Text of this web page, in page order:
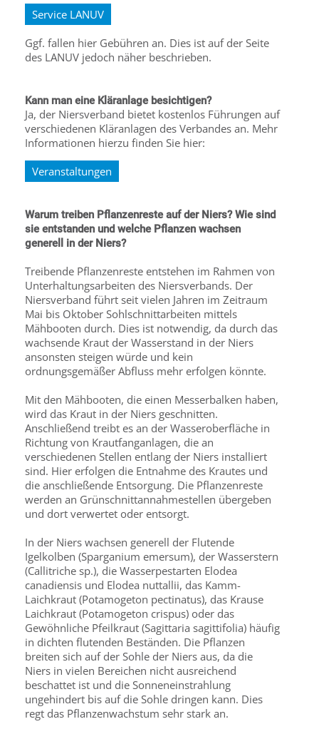
Service LANUV
Ggf. fallen hier Gebühren an. Dies ist auf der Seite
des LANUV jedoch näher beschrieben.
Kann man eine Kläranlage besichtigen?
Ja, der Niersverband bietet kostenlos Führungen auf
verschiedenen Kläranlagen des Verbandes an. Mehr
Informationen hierzu finden Sie hier:
Veranstaltungen
Warum treiben Pflanzenreste auf der Niers? Wie sind
sie entstanden und welche Pflanzen wachsen
generell in der Niers?
Treibende Pflanzenreste entstehen im Rahmen von
Unterhaltungsarbeiten des Niersverbands. Der
Niersverband führt seit vielen Jahren im Zeitraum
Mai bis Oktober Sohlschnittarbeiten mittels
Mähbooten durch. Dies ist notwendig, da durch das
wachsende Kraut der Wasserstand in der Niers
ansonsten steigen würde und kein
ordnungsgemäßer Abfluss mehr erfolgen könnte.
Mit den Mähbooten, die einen Messerbalken haben,
wird das Kraut in der Niers geschnitten.
Anschließend treibt es an der Wasseroberfläche in
Richtung von Krautfanganlagen, die an
verschiedenen Stellen entlang der Niers installiert
sind. Hier erfolgen die Entnahme des Krautes und
die anschließende Entsorgung. Die Pflanzenreste
werden an Grünschnittannahmestellen übergeben
und dort verwertet oder entsorgt.
In der Niers wachsen generell der Flutende
Igelkolben (Sparganium emersum), der Wasserstern
(Callitriche sp.), die Wasserpestarten Elodea
canadiensis und Elodea nuttallii, das Kamm-
Laichkraut (Potamogeton pectinatus), das Krause
Laichkraut (Potamogeton crispus) oder das
Gewöhnliche Pfeilkraut (Sagittaria sagittifolia) häufig
in dichten flutenden Beständen. Die Pflanzen
breiten sich auf der Sohle der Niers aus, da die
Niers in vielen Bereichen nicht ausreichend
beschattet ist und die Sonneneinstrahlung
ungehindert bis auf die Sohle dringen kann. Dies
regt das Pflanzenwachstum sehr stark an.